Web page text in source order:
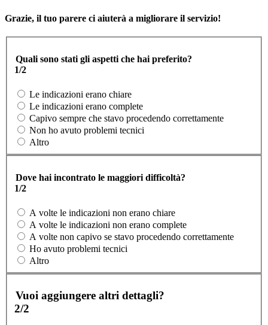
Grazie, il tuo parere ci aiuterà a migliorare il servizio!
Quali sono stati gli aspetti che hai preferito?
1/2
Le indicazioni erano chiare
Le indicazioni erano complete
Capivo sempre che stavo procedendo correttamente
Non ho avuto problemi tecnici
Altro
Dove hai incontrato le maggiori difficoltà?
1/2
A volte le indicazioni non erano chiare
A volte le indicazioni non erano complete
A volte non capivo se stavo procedendo correttamente
Ho avuto problemi tecnici
Altro
Vuoi aggiungere altri dettagli?
2/2